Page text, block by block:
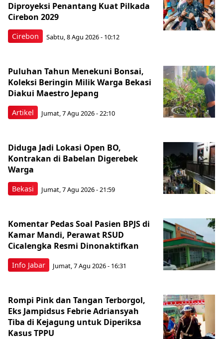
Cirebon
Diproyeksi Penantang Kuat Pilkada
Cirebon 2029
Sabtu, 8 Agu 2026 - 10:12
Artikel
Puluhan Tahun Menekuni Bonsai,
Koleksi Beringin Milik Warga Bekasi
Diakui Maestro Jepang
Jumat, 7 Agu 2026 - 22:10
Bekasi
Diduga Jadi Lokasi Open BO,
Kontrakan di Babelan Digerebek
Warga
Jumat, 7 Agu 2026 - 21:59
Info Jabar
Komentar Pedas Soal Pasien BPJS di
Kamar Mandi, Perawat RSUD
Cicalengka Resmi Dinonaktifkan
Jumat, 7 Agu 2026 - 16:31
Rompi Pink dan Tangan Terborgol,
Eks Jampidsus Febrie Adriansyah
Tiba di Kejagung untuk Diperiksa
Kasus TPPU